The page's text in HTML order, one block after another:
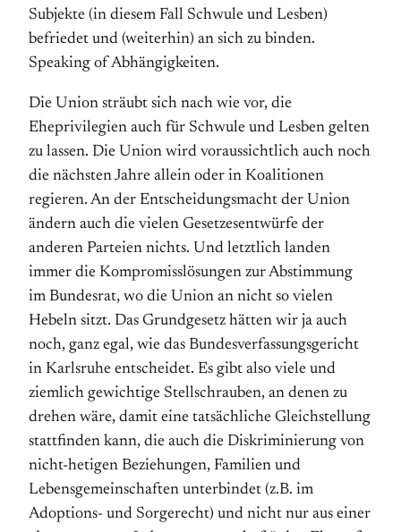
Subjekte (in diesem Fall Schwule und Lesben)
befriedet und (weiterhin) an sich zu binden.
Speaking of Abhängigkeiten.
Die Union sträubt sich nach wie vor, die
Eheprivilegien auch für Schwule und Lesben gelten
zu lassen. Die Union wird voraussichtlich auch noch
die nächsten Jahre allein oder in Koalitionen
regieren. An der Entscheidungsmacht der Union
ändern auch die vielen Gesetzesentwürfe der
anderen Parteien nichts. Und letztlich landen
immer die Kompromisslösungen zur Abstimmung
im Bundesrat, wo die Union an nicht so vielen
Hebeln sitzt. Das Grundgesetz hätten wir ja auch
noch, ganz egal, wie das Bundesverfassungsgericht
in Karlsruhe entscheidet. Es gibt also viele und
ziemlich gewichtige Stellschrauben, an denen zu
drehen wäre, damit eine tatsächliche Gleichstellung
stattfinden kann, die auch die Diskriminierung von
nicht-hetigen Beziehungen, Familien und
Lebensgemeinschaften unterbindet (z.B. im
Adoptions- und Sorgerecht) und nicht nur aus einer